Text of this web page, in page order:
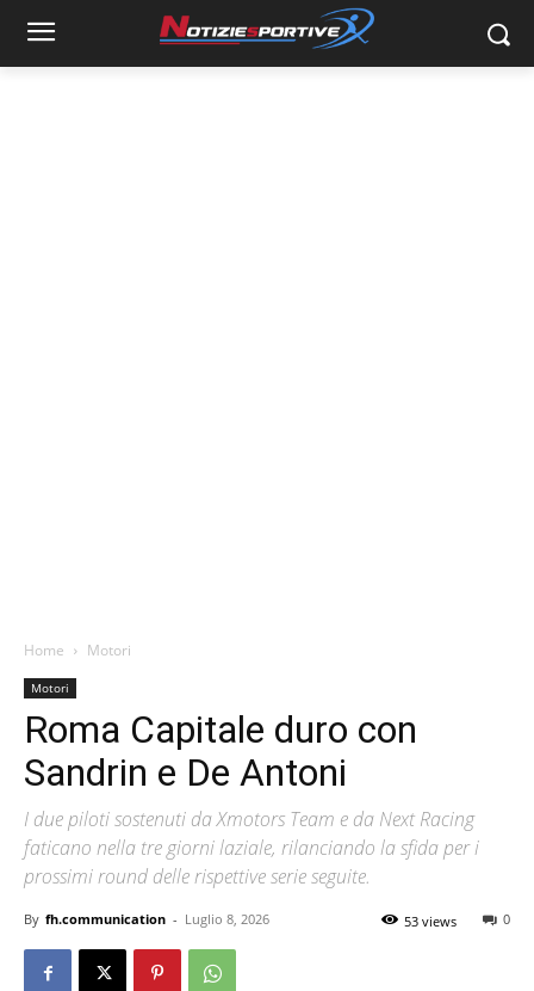
Home Motori
Motori
Roma Capitale duro con
Sandrin e De Antoni
I due piloti sostenuti da Xmotors Team e da Next Racing
faticano nella tre giorni laziale, rilanciando la sfida per i
prossimi round delle rispettive serie seguite.
By fh.communication - Luglio 8, 2026 0
53 views